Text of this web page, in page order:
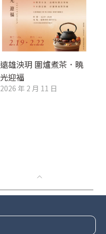
遠雄泱玥 圍爐煮茶．曉
光迎福
2026 年 2 月 11 日